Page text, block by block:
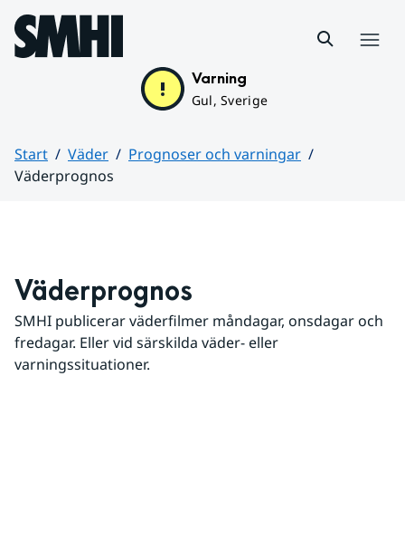
Hoppa till sidans innehåll
Varning
Gul, Sverige
Start Väder
Prognoser och varningar
Väderprognos
Väderprognos
SMHI publicerar väderfilmer måndagar, onsdagar och
fredagar. Eller vid särskilda väder- eller
varningssituationer.